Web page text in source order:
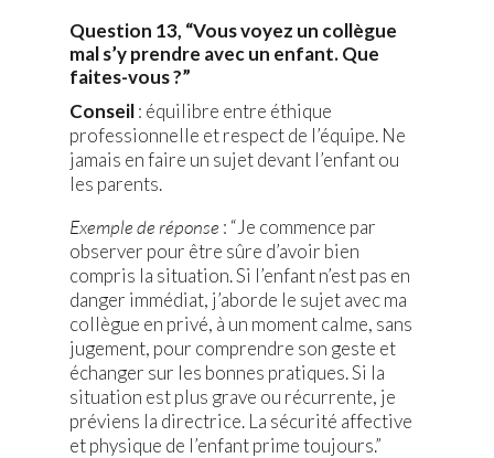
Question 13, “Vous voyez un collègue
mal s’y prendre avec un enfant. Que
faites-vous ?”
Conseil: équilibre entre éthique
professionnelle et respect de l’équipe. Ne
jamais en faire un sujet devant l’enfant ou
les parents.
Exemple de réponse : “Je commence par
observer pour être sûre d’avoir bien
compris la situation. Si l’enfant n’est pas en
danger immédiat, j’aborde le sujet avec ma
collègue en privé, à un moment calme, sans
jugement, pour comprendre son geste et
échanger sur les bonnes pratiques. Si la
situation est plus grave ou récurrente, je
préviens la directrice. La sécurité affective
et physique de l’enfant prime toujours.”